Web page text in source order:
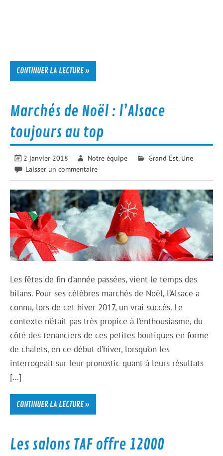
CONTINUER LA LECTURE »
Marchés de Noël : l’Alsace
toujours au top
2 janvier 2018 Notre équipe Grand Est, Une
Laisser un commentaire
Les fêtes de fin d’année passées, vient le temps des
bilans. Pour ses célèbres marchés de Noël, l’Alsace a
connu, lors de cet hiver 2017, un vrai succès. Le
contexte n’était pas très propice à l’enthousiasme, du
côté des tenanciers de ces petites boutiques en forme
de chalets, en ce début d’hiver, lorsqu’on les
interrogeait sur leur pronostic quant à leurs résultats
[…]
CONTINUER LA LECTURE »
Les salons TAF offre 12000